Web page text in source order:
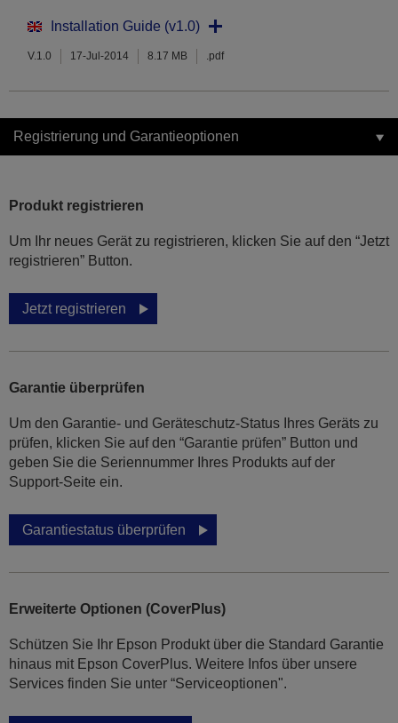
Installation Guide (v1.0)
V.1.0 17-Jul-2014 8.17 MB .pdf
Registrierung und Garantieoptionen
Produkt registrieren
Um Ihr neues Gerät zu registrieren, klicken Sie auf den “Jetzt
registrieren” Button.
Jetzt registrieren
Garantie überprüfen
Um den Garantie- und Geräteschutz-Status Ihres Geräts zu
prüfen, klicken Sie auf den “Garantie prüfen” Button und
geben Sie die Seriennummer Ihres Produkts auf der
Support-Seite ein.
Garantiestatus überprüfen
Erweiterte Optionen (CoverPlus)
Schützen Sie Ihr Epson Produkt über die Standard Garantie
hinaus mit Epson CoverPlus. Weitere Infos über unsere
Services finden Sie unter “Serviceoptionen".